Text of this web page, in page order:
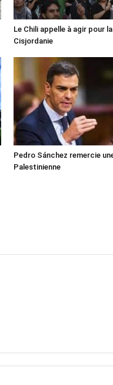
Le Chili appelle à agir pour la
Cisjordanie
Pedro Sánchez remercie
Palestinienne